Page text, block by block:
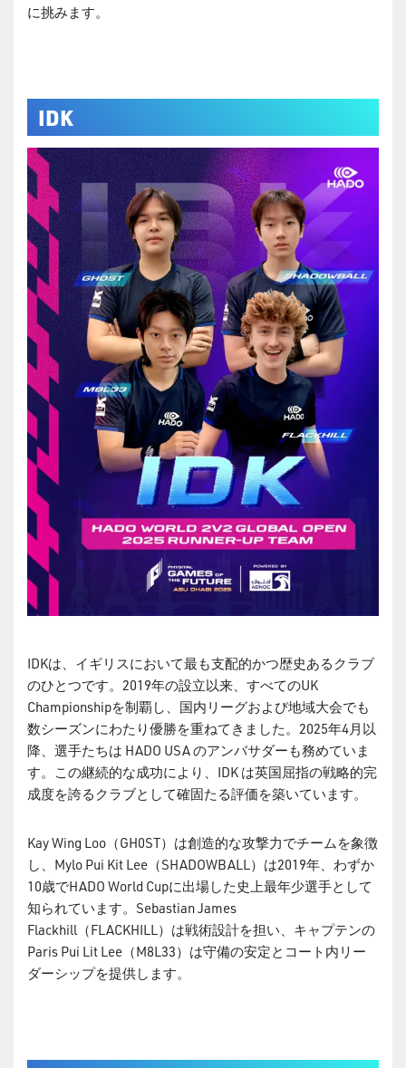
に挑みます。
IDK
IDKは、イギリスにおいて最も支配的かつ歴史あるクラブ
のひとつです。2019年の設立以来、すべてのUK
Championshipを制覇し、国内リーグおよび地域大会でも
数シーズンにわたり優勝を重ねてきました。2025年4月以
降、選手たちは HADO USA のアンバサダーも務めていま
す。この継続的な成功により、IDK は英国屈指の戦略的完
成度を誇るクラブとして確固たる評価を築いています。
Kay Wing Loo（GH0ST）は創造的な攻撃力でチームを象徴
し、Mylo Pui Kit Lee（SHADOWBALL）は2019年、わずか
10歳でHADO World Cupに出場した史上最年少選手として
知られています。Sebastian James
Flackhill（FLACKHILL）は戦術設計を担い、キャプテンの
Paris Pui Lit Lee（M8L33）は守備の安定とコート内リー
ダーシップを提供します。